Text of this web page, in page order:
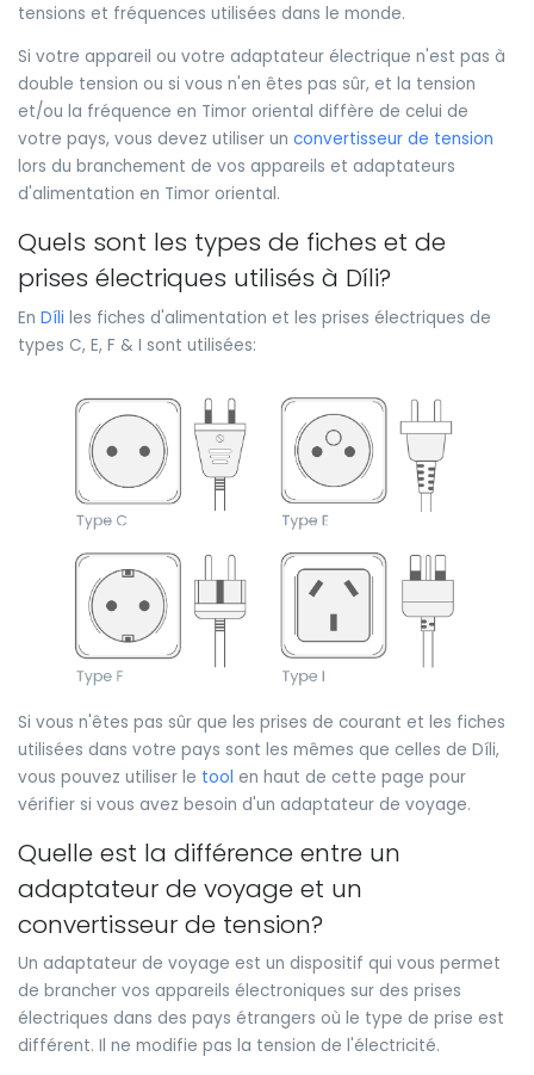
tensions et fréquences utilisées dans le monde.
Si votre appareil ou votre adaptateur électrique n'est pas à
double tension ou si vous n'en êtes pas sûr, et la tension
et/ou la fréquence en Timor oriental diffère de celui de
votre pays, vous devez utiliser un convertisseur de tension
lors du branchement de vos appareils et adaptateurs
d'alimentation en Timor oriental.
Quels sont les types de fiches et de
prises électriques utilisés à Díli?
En Díli les fiches d'alimentation et les prises électriques de
types C, E, F & I sont utilisées:
Si vous n'êtes pas sûr que les prises de courant et les fiches
utilisées dans votre pays sont les mêmes que celles de Díli,
vous pouvez utiliser le tool en haut de cette page pour
vérifier si vous avez besoin d'un adaptateur de voyage.
Quelle est la différence entre un
adaptateur de voyage et un
convertisseur de tension?
Un adaptateur de voyage est un dispositif qui vous permet
de brancher vos appareils électroniques sur des prises
électriques dans des pays étrangers où le type de prise est
différent. Il ne modifie pas la tension de l'électricité.